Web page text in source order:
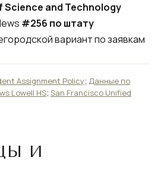
Science and Technology
#256 по штату
вариант по заявкам
Assignment Policy; Данные по
Lowell HS; San Francisco Unified
И